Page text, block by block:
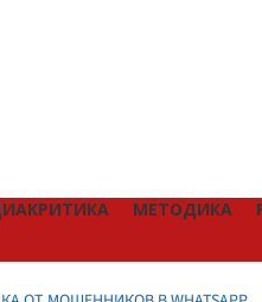
МЕТОДИКА